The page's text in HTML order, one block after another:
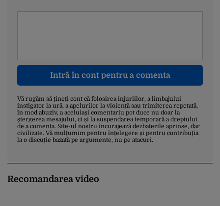
Intră în cont pentru a comenta
Vă rugăm să țineți cont că folosirea injuriilor, a limbajului
instigator la ură, a apelurilor la violență sau trimiterea repetată,
în mod abuziv, a aceluiași comentariu pot duce nu doar la
ștergerea mesajului, ci și la suspendarea temporară a dreptului
de a comenta. Site-ul nostru încurajează dezbaterile aprinse, dar
civilizate. Vă mulțumim pentru înțelegere și pentru contribuția
la o discuție bazată pe argumente, nu pe atacuri.
Recomandarea video